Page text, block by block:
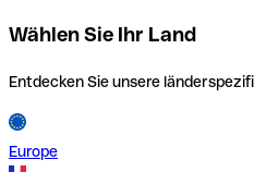
Wählen Sie Ihr Land
Entdecken Sie unsere
Europe